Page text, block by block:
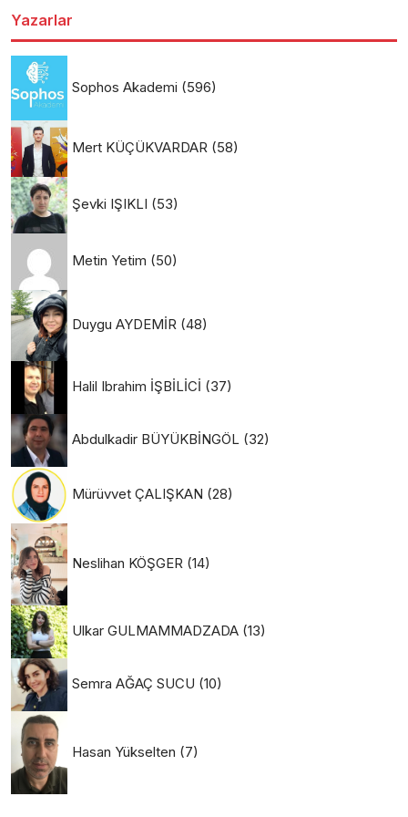
Yazarlar
Sophos Akademi (596)
Mert KÜÇÜKVARDAR (58)
Şevki IŞIKLI (53)
Metin Yetim (50)
Duygu AYDEMİR (48)
Halil Ibrahim İŞBİLİCİ (37)
Abdulkadir BÜYÜKBİNGÖL (32)
Mürüvvet ÇALIŞKAN (28)
Neslihan KÖŞGER (14)
Ulkar GULMAMMADZADA (13)
Semra AĞAÇ SUCU (10)
Hasan Yükselten (7)